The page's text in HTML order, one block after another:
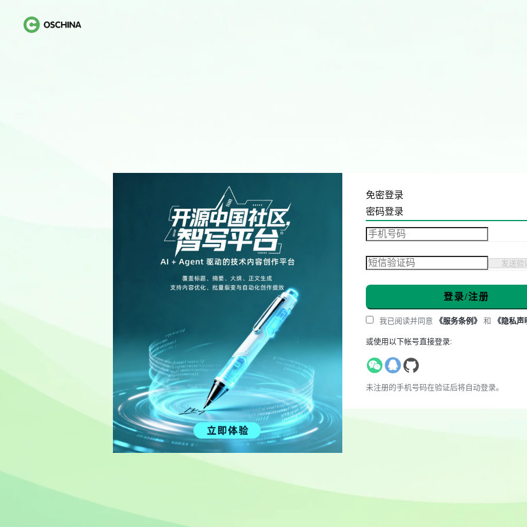
免密登录
密码登录
发送验
登录/注册
我已阅读并同意 《服务条例》 和 《隐私声
或使用以下帐号直接登录:
未注册的手机号码在验证后将自动登录。